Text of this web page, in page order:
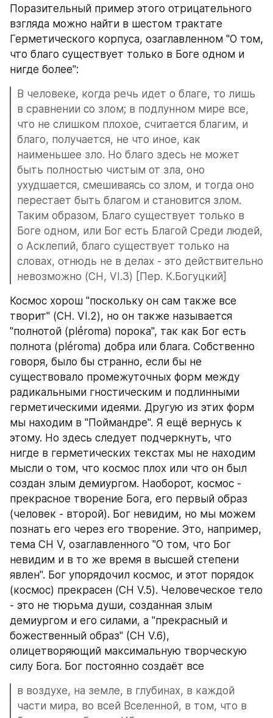
Поразительный пример этого отрицательного
взгляда можно найти в шестом трактате
Герметического корпуса, озаглавленном "О том,
что благо существует только в Боге одном и
нигде более":
В человеке, когда речь идет о благе, то лишь
в сравнении со злом; в подлунном мире все,
что не слишком плохое, считается благим, и
благо, получается, не что иное, как
наименьшее зло. Но благо здесь не может
быть полностью чистым от зла, оно
ухудшается, смешиваясь со злом, и тогда оно
перестает быть благом и становится злом.
Таким образом, Благо существует только в
Боге одном, или Бог есть Благой Среди людей,
о Асклепий, благо существует только на
словах, отнюдь не в делах - это действительно
невозможно (CH, VI.3) [Пер. К.Богуцкий]
Космос хорош "поскольку он сам также все
творит" (CH. VI.2), но он также называется
"полнотой (pléroma) порока", так как Бог есть
полнота (pléroma) добра или блага. Собственно
говоря, было бы странно, если бы не
существовало промежуточных форм между
радикальными гностическим и подлинными
герметическими идеями. Другую из этих форм
мы находим в "Поймандре". Я ещё вернусь к
этому. Но здесь следует подчеркнуть, что
нигде в герметических текстах мы не находим
мысли о том, что космос плох или что он был
создан злым демиургом. Наоборот, космос -
прекрасное творение Бога, его первый образ
(человек - второй). Бог невидим, но мы можем
познать его через его творение. Это, например,
тема СН V, озаглавленного "О том, что Бог
невидим и в то же время в высшей степени
явлен". Бог упорядочил космос, и этот порядок
(космос) прекрасен (CH V.5). Человеческое тело
- это не тюрьма души, созданная злым
демиургом и его силами, а "прекрасный и
божественный образ" (СН V.6),
олицетворяющий максимальную творческую
силу Бога. Бог постоянно создаёт все
в воздухе, на земле, в глубинах, в каждой
части мира, во всей Вселенной, в том, что в